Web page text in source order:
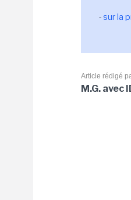
-sur la
Article rédigé
M.G. avec